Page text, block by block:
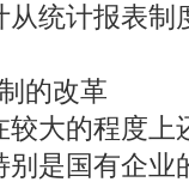
统计报表制
的改革
大的程度上
是国有企业